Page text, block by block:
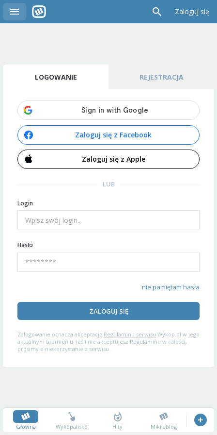
Zaloguj się
LOGOWANIE REJESTRACJA
Zaloguj się z Facebook
Zaloguj się z Apple
LUB
Login
Hasło
nie pamiętam hasła
ZALOGUJ SIĘ
Zalogowanie oznacza akceptację Regulaminu serwisu Wykop.pl w jego
aktualnym brzmieniu. Jeśli nie akceptujesz Regulaminu w całości,
prosimy o niekorzystanie z serwisu.
Główna Wykopalisko Hity Mikroblog